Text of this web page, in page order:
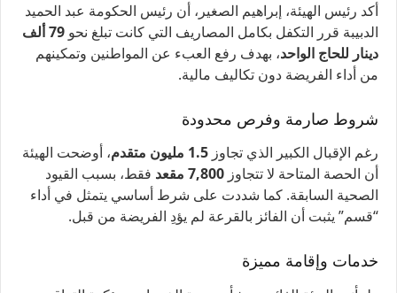
أكد رئيس الهيئة، إبراهيم الصغير، أن رئيس الحكومة عبد الحميد
الدبيبة قرر التكفل بكامل المصاريف التي كانت تبلغ نحو
79 ألف
دينار للحاج الواحد، بهدف رفع العبء عن المواطنين وتمكينهم
من أداء الفريضة دون تكاليف مالية.
شروط صارمة وفرص محدودة
رغم الإقبال الكبير الذي تجاوز 1.5 مليون متقدم
، أوضحت الهيئة
أن الحصة المتاحة لا تتجاوز 7,800 مقعد
فقط، بسبب القيود
الصحية السابقة. كما شددت على شرط أساسي يتمثل في أداء
“قسم” يثبت أن الفائز بالقرعة لم يؤدِ الفريضة من قبل.
خدمات وإقامة مميزة